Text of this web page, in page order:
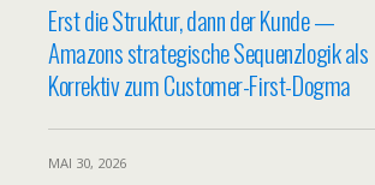
Erst die Struktur, dann der Kunde —
Amazons strategische Sequenzlogik als
Korrektiv zum Customer-First-Dogma
MAI 30, 2026